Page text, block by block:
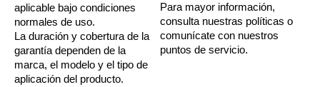
aplicable bajo condiciones
normales de uso.
La duración y cobertura de la
garantía dependen de la
marca, el modelo y el tipo de
aplicación del producto.
Para mayor información,
consulta nuestras políticas o
comunícate con nuestros
puntos de servicio.